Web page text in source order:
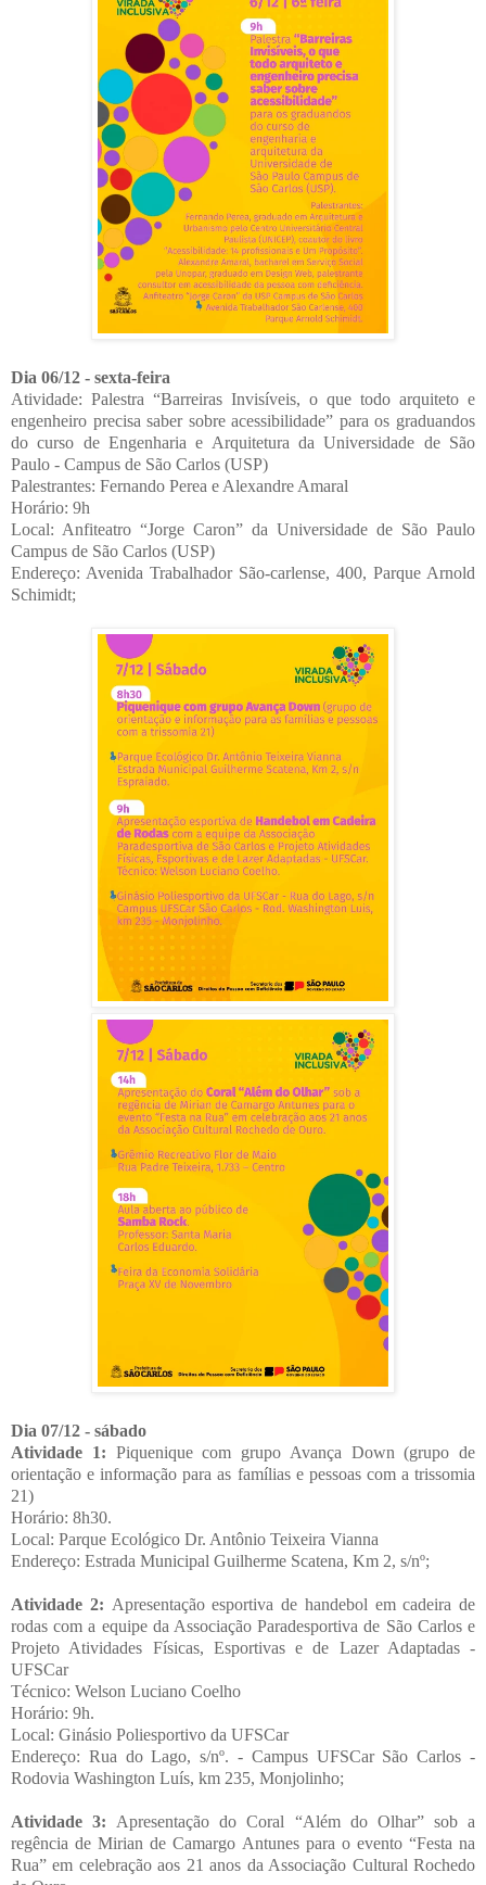
Dia 06/12 - sexta-feira
Atividade: Palestra “Barreiras Invisíveis, o que todo arquiteto e
engenheiro precisa saber sobre acessibilidade” para os graduandos
do curso de Engenharia e Arquitetura da Universidade de São
Paulo - Campus de São Carlos (USP)
Palestrantes: Fernando Perea e Alexandre Amaral
Horário: 9h
Local: Anfiteatro “Jorge Caron” da Universidade de São Paulo
Campus de São Carlos (USP)
Endereço: Avenida Trabalhador São-carlense, 400, Parque Arnold
Schimidt;
Dia 07/12 - sábado
Atividade 1: Piquenique com grupo Avança Down (grupo de
orientação e informação para as famílias e pessoas com a trissomia
21)
Horário: 8h30.
Local: Parque Ecológico Dr. Antônio Teixeira Vianna
Endereço: Estrada Municipal Guilherme Scatena, Km 2, s/nº;
Atividade 2: Apresentação esportiva de handebol em cadeira de
rodas com a equipe da Associação Paradesportiva de São Carlos e
Projeto Atividades Físicas, Esportivas e de Lazer Adaptadas -
UFSCar
Técnico: Welson Luciano Coelho
Horário: 9h.
Local: Ginásio Poliesportivo da UFSCar
Endereço: Rua do Lago, s/nº. - Campus UFSCar São Carlos -
Rodovia Washington Luís, km 235, Monjolinho;
Atividade 3: Apresentação do Coral “Além do Olhar” sob a
regência de Mirian de Camargo Antunes para o evento “Festa na
Rua” em celebração aos 21 anos da Associação Cultural Rochedo